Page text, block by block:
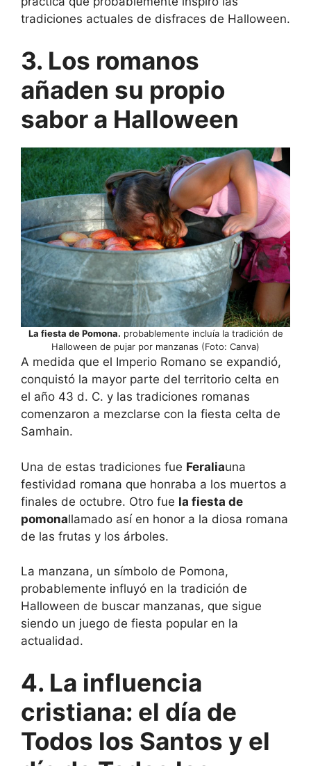
tradiciones actuales de disfraces de Halloween.
3. Los romanos
añaden su propio
sabor a Halloween
La fiesta de Pomona. probablemente incluía la tradición de
Halloween de pujar por manzanas (Foto: Canva)
A medida que el Imperio Romano se expandió,
conquistó la mayor parte del territorio celta en
el año 43 d. C. y las tradiciones romanas
comenzaron a mezclarse con la fiesta celta de
Samhain.
Una de estas tradiciones fue Feraliauna
festividad romana que honraba a los muertos a
finales de octubre. Otro fue la fiesta de
pomonallamado así en honor a la diosa romana
de las frutas y los árboles.
La manzana, un símbolo de Pomona,
probablemente influyó en la tradición de
Halloween de buscar manzanas, que sigue
siendo un juego de fiesta popular en la
actualidad.
4. La influencia
cristiana: el día de
Todos los Santos y el